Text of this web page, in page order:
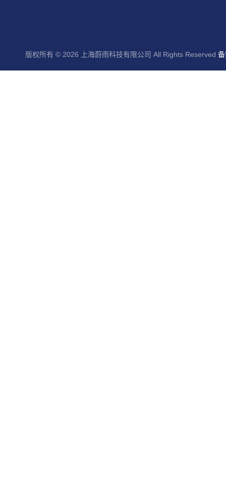
版权所有 © 2026 上海蔚雨科技有限公司 All Rights Reserved